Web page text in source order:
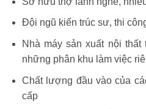
Đội ngũ kiến trúc sư, thi
Nhà máy sản xuất nội
những phân khu làm việc
Chất lượng đầu vào của
cấp